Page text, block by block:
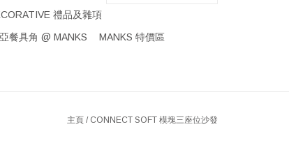
禮品及雜項
餐具角 @ MANKS
MANKS 特價區
主頁 / CONNECT SOFT 模塊三座位沙發